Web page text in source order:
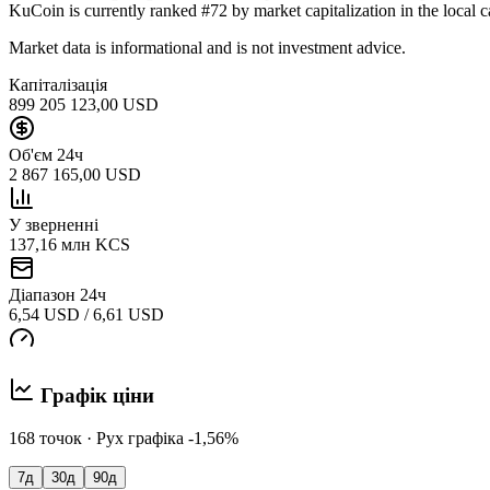
KuCoin is currently ranked #72 by market capitalization in the local
Market data is informational and is not investment advice.
Капіталізація
899 205 123,00 USD
Об'єм 24ч
2 867 165,00 USD
У зверненні
137,16 млн KCS
Діапазон 24ч
6,54 USD / 6,61 USD
Графік ціни
168 точок · Рух графіка -1,56%
7д 30д 90д